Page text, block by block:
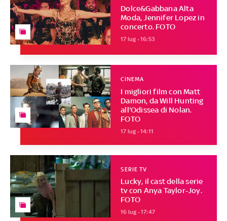
Dolce&Gabbana Alta
Moda, Jennifer Lopez in
concerto. FOTO
17 lug - 16:53
I migliori film con Matt
Damon, da Will Hunting
all'Odissea di Nolan.
FOTO
CINEMA
17 lug - 14:11
Lucky, il cast della serie
tv con Anya Taylor-Joy.
FOTO
SERIE TV
16 lug - 17:47